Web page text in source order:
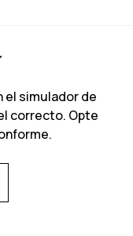
el simulador de
correcto. Opte